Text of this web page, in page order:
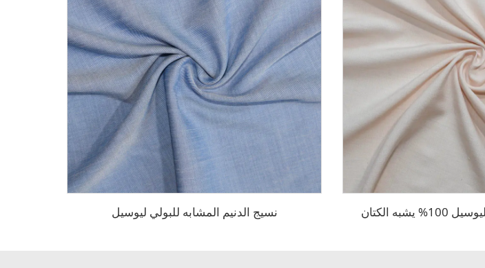
الكتان نسيج الدنيم المشابه للبولي ليوسيل